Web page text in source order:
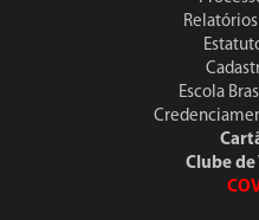
Escola
Clube